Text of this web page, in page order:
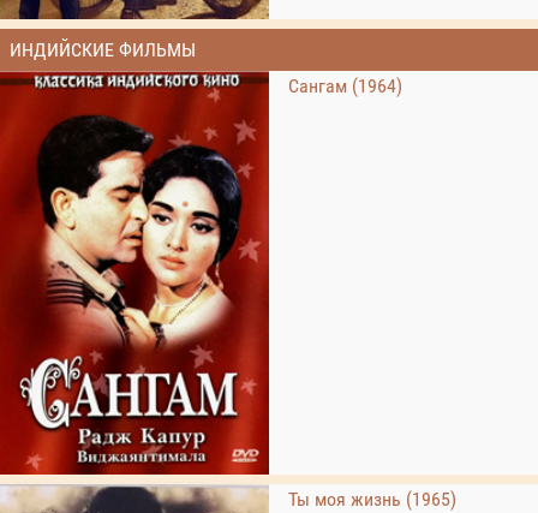
ИНДИЙСКИЕ ФИЛЬМЫ
Сангам (1964)
Ты моя жизнь (1965)